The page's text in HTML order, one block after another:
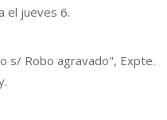
el jueves 6.
s/ Robo agravado", Expte.